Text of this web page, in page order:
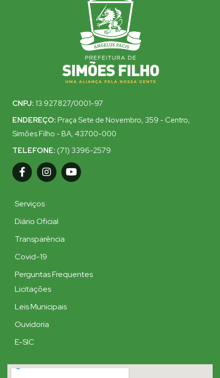
CNPJ: 13.927.827/0001-97
ENDEREÇO: Praça Sete de Novembro, 359 - Centro,
Simões Filho - BA, 43700-000
TELEFONE: (71) 3396-2579
Serviços
Diário Oficial
Transparência
Covid-19
Perguntas Frequentes
Licitações
Leis Municipais
Ouvidoria
E-SIC